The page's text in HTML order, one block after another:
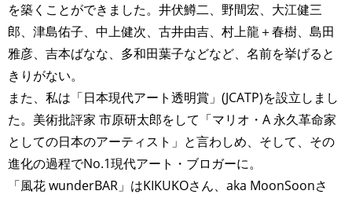
を築くことができました。井伏鱒二、野間宏、大江健三
郎、津島佑子、中上健次、古井由吉、村上龍＋春樹、島田
雅彦、吉本ばなな、多和田葉子などなど、名前を挙げると
きりがない。
また、私は「日本現代アート透明賞」(JCATP)を設立しまし
た。美術批評家 市原研太郎をして「マリオ・A 永久革命家
としての日本のアーティスト」と言わしめ、そして、その
進化の過程でNo.1現代アート・ブロガーに。
「風花 wunderBAR」はKIKUKOさん、aka MoonSoonさ